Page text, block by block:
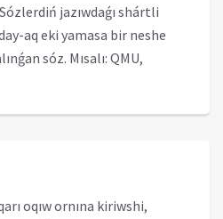
jazıwdaǵı shártli
aq eki yamasa bir neshe
sóz. Mısalı: QMU,
oqıw ornına kiriwshi,